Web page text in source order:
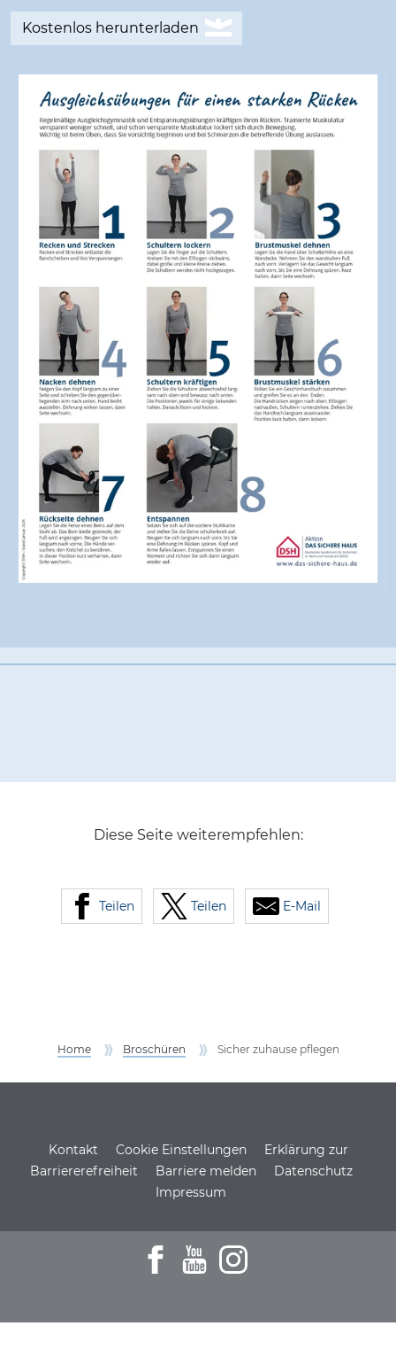
Kostenlos herunterladen
Diese Seite weiterempfehlen:
Teilen Teilen E-Mail
Home Broschüren Sicher zuhause pflegen
Service Informationen
Kontakt Cookie Einstellungen
Erklärung zur
Barriererefreiheit
Barriere melden
Datenschutz
Impressum
Zum Facebookprofil der DSH
Zu den Youtube-Filmen der
Zum Instagramprofil der